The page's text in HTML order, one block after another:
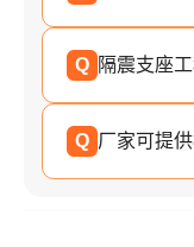
Q 隔震支座
Q 厂家可提